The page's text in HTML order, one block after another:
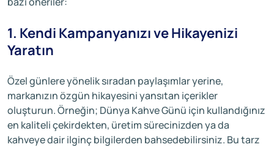
1. Kendi Kampanyanızı ve Hikayenizi
Yaratın
Özel günlere yönelik sıradan paylaşımlar yerine,
markanızın özgün hikayesini yansıtan içerikler
oluşturun. Örneğin; Dünya Kahve Günü için kullandığınız
en kaliteli çekirdekten, üretim sürecinizden ya da
kahveye dair ilginç bilgilerden bahsedebilirsiniz. Bu tarz